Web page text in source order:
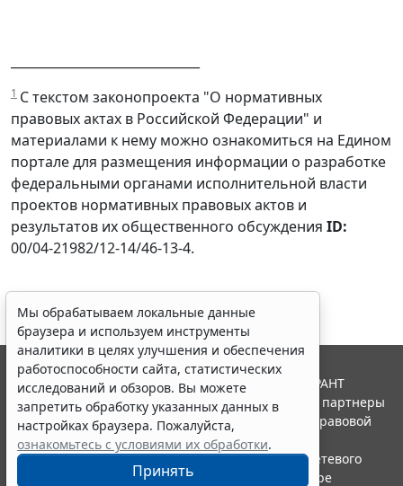
1 С текстом законопроекта "О нормативных
правовых актах в Российской Федерации" и
материалами к нему можно ознакомиться на Едином
портале для размещения информации о разработке
федеральными органами исполнительной власти
проектов нормативных правовых актов и
результатов их общественного обсуждения ID:
00/04-21982/12-14/46-13-4.
Мы обрабатываем локальные данные
браузера и используем инструменты
аналитики в целях улучшения и обеспечения
работоспособности сайта, статистических
исследований и обзоров. Вы можете
запретить обработку указанных данных в
настройках браузера. Пожалуйста,
ознакомьтесь с условиями их обработки.
Принять
© ООО "НПП "ГАРАНТ-СЕРВИС", 2026. Система ГАРАНТ
выпускается с 1990 года. Компания "Гарант" и ее партнеры
являются участниками Российской ассоциации правовой
информации ГАРАНТ.
Портал ГАРАНТ.РУ зарегистрирован в качестве сетевого
издания Федеральной службой по надзору в сфере